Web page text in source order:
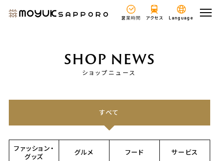
営業時間 アクセス Language
SHOP NEWS
ショップニュース
すべて
ファッション・
グッズ
グルメ フード サービス